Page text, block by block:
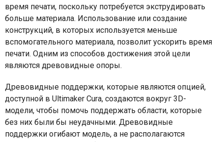
время печати, поскольку потребуется экструдировать
больше материала. Использование или создание
конструкций, в которых используется меньше
вспомогательного материала, позволит ускорить время
печати. Одним из способов достижения этой цели
являются древовидные опоры.
Древовидные поддержки, которые являются опцией,
доступной в Ultimaker Cura, создаются вокруг 3D-
модели, чтобы помочь поддержать области, которые
без них были бы неудачными. Древовидные
поддержки огибают модель, а не располагаются